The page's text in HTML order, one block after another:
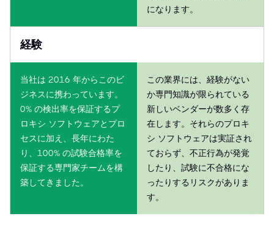
になります。
経験
当社は 2016 年からこのビ
ジネスに携わっています。
0% の検出率を保証するプ
ロキシ ソフトウェアとプロ
セスに加え、長年にわた
り、100% の試験合格率を
保証する専門家チームを構
築してきました。
この業界には、経験がない
か専門知識が限られている
新しいベンダーが数多く存
在します。それらのプロキ
シ ソフトウェアは実証され
ておらず、不正行為が発覚
したり、試験に不合格にな
ったりするリスクがありま
す。